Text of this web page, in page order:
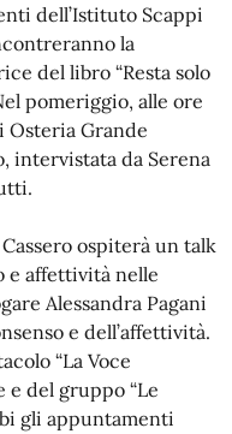
dell’Istituto Scappi
la
del libro “Resta solo
pomeriggio, alle ore
Osteria Grande
intervistata da Serena
ospiterà un talk
e affettività nelle
Alessandra Pagani
e dell’affettività.
“La Voce
e del gruppo “Le
gli appuntamenti